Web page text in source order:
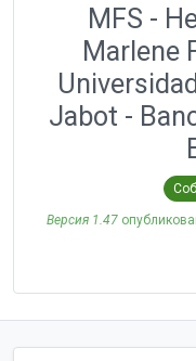
MFS -
Marlene
Jabot -
Версия 1.47